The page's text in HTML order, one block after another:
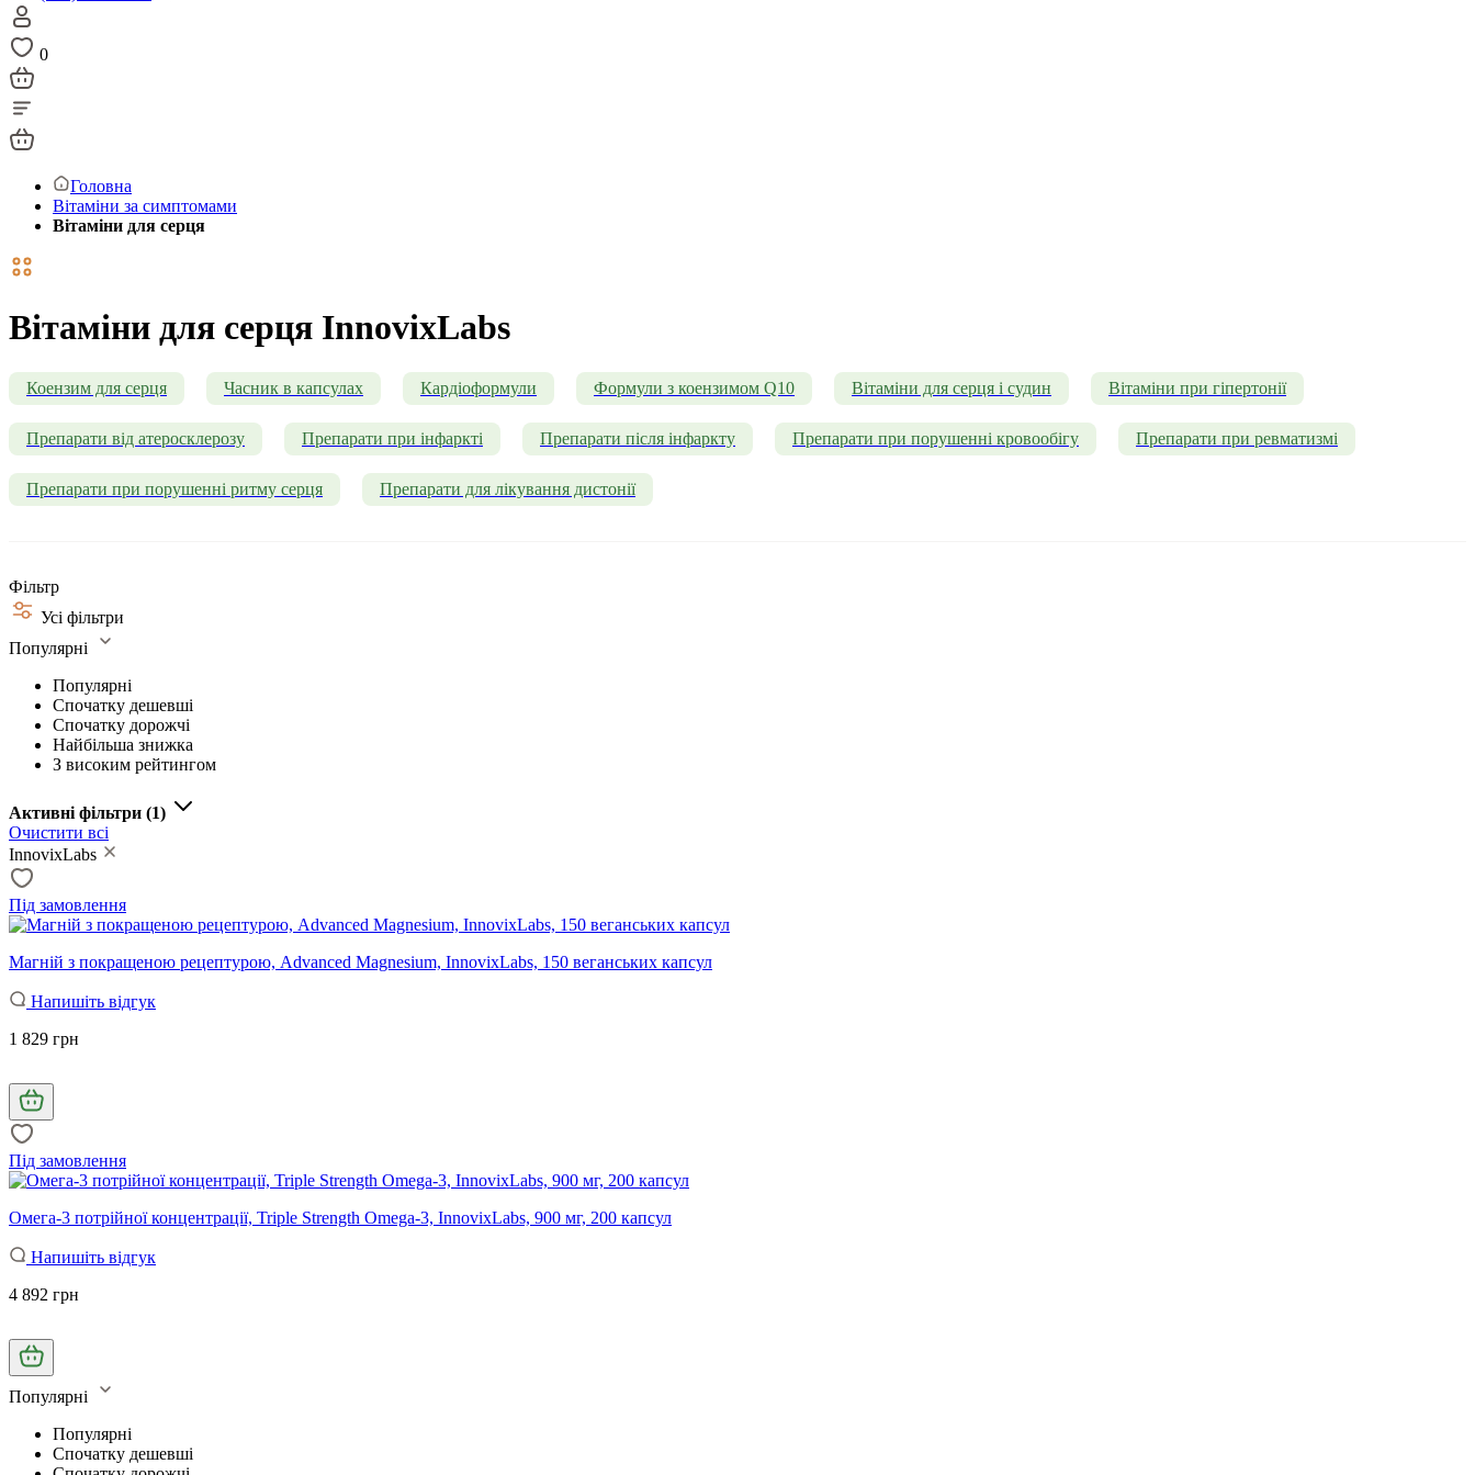
0
Головна
Вітаміни за симптомами
Вітаміни для серця
Вітаміни для серця InnovixLabs
Коензим для серця Часник в капсулах Кардіоформули Формули з коензимом Q10 Вітаміни для серця і судин Вітаміни при гіпертонії
Препарати від атеросклерозу Препарати при інфаркті Препарати після інфаркту Препарати при порушенні кровообігу Препарати при ревматизмі
Препарати при порушенні ритму серця Препарати для лікування дистонії
Фільтр
Усі фільтри
Популярні
Популярні
Спочатку дешевші
Спочатку дорожчі
Найбільша знижка
З високим рейтингом
Активні фільтри (1)
Очистити всі
InnovixLabs
Під замовлення
Магній з покращеною рецептурою, Advanced Magnesium, InnovixLabs, 150 веганських капсул
Напишіть відгук
1 829 грн
Під замовлення
Омега-3 потрійної концентрації, Triple Strength Omega-3, InnovixLabs, 900 мг, 200 капсул
Напишіть відгук
4 892 грн
Популярні
Популярні
Спочатку дешевші